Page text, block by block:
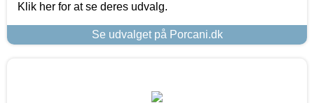
Klik her for at se deres udvalg.
Se udvalget på Porcani.dk